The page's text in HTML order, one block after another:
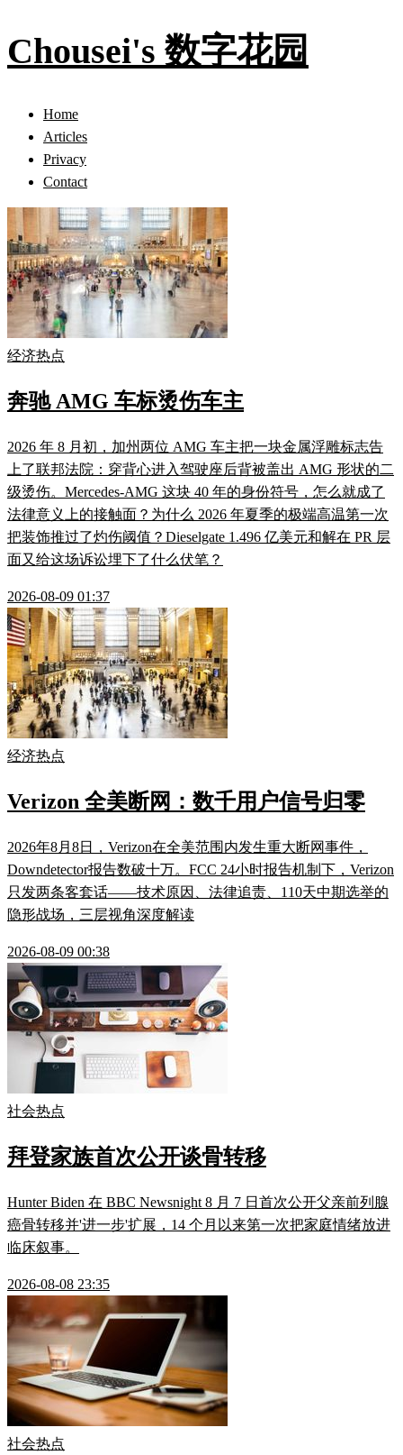
Chousei's 数字花园
Home
Articles
Privacy
Contact
经济热点
奔驰 AMG 车标烫伤车主
2026 年 8 月初，加州两位 AMG 车主把一块金属浮雕标志告
上了联邦法院：穿背心进入驾驶座后背被盖出 AMG 形状的二
级烫伤。Mercedes-AMG 这块 40 年的身份符号，怎么就成了
法律意义上的接触面？为什么 2026 年夏季的极端高温第一次
把装饰推过了灼伤阈值？Dieselgate 1.496 亿美元和解在 PR 层
面又给这场诉讼埋下了什么伏笔？
2026-08-09 01:37
经济热点
Verizon 全美断网：数千用户信号归零
2026年8月8日，Verizon在全美范围内发生重大断网事件，
Downdetector报告数破十万。FCC 24小时报告机制下，Verizon
只发两条客套话——技术原因、法律追责、110天中期选举的
隐形战场，三层视角深度解读
2026-08-09 00:38
社会热点
拜登家族首次公开谈骨转移
Hunter Biden 在 BBC Newsnight 8 月 7 日首次公开父亲前列腺
癌骨转移并'进一步'扩展，14 个月以来第一次把家庭情绪放进
临床叙事。
2026-08-08 23:35
社会热点